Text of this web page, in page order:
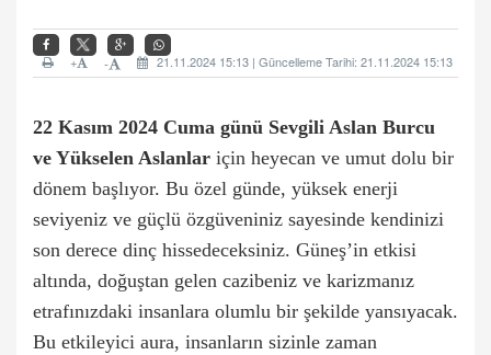
21.11.2024 15:13 | Güncelleme Tarihi: 21.11.2024 15:13
-
+
22 Kasım 2024 Cuma günü Sevgili Aslan Burcu
ve Yükselen Aslanlar için heyecan ve umut dolu bir
dönem başlıyor. Bu özel günde, yüksek enerji
seviyeniz ve güçlü özgüveniniz sayesinde kendinizi
son derece dinç hissedeceksiniz. Güneş’in etkisi
altında, doğuştan gelen cazibeniz ve karizmanız
etrafınızdaki insanlara olumlu bir şekilde yansıyacak.
Bu etkileyici aura, insanların sizinle zaman